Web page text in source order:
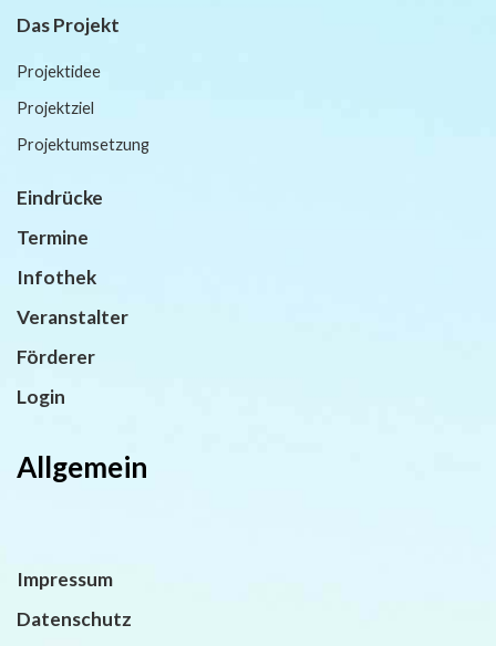
Das Projekt
Projektidee
Projektziel
Projektumsetzung
Eindrücke
Termine
Infothek
Veranstalter
Förderer
Login
Allgemein
Impressum
Datenschutz